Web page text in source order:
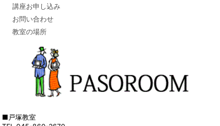
講座お申し込み
お問い合わせ
教室の場所
■戸塚教室